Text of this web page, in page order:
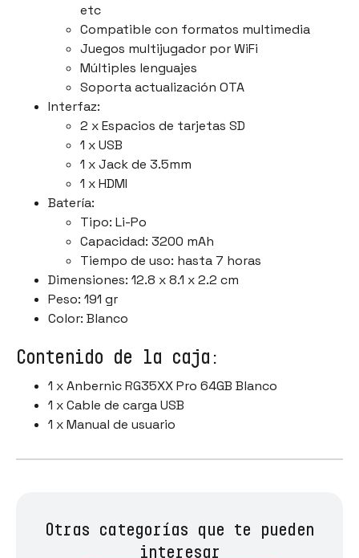
etc
Compatible con formatos multimedia
Juegos multijugador por WiFi
Múltiples lenguajes
Soporta actualización OTA
Interfaz:
2 x Espacios de tarjetas SD
1 x USB
1 x Jack de 3.5mm
1 x HDMI
Batería:
Tipo: Li-Po
Capacidad: 3200 mAh
Tiempo de uso: hasta 7 horas
Dimensiones: 12.8 x 8.1 x 2.2 cm
Peso: 191 gr
Color: Blanco
Contenido de la caja:
1 x Anbernic RG35XX Pro 64GB Blanco
1 x Cable de carga USB
1 x Manual de usuario
Otras categorías que te pueden
interesar